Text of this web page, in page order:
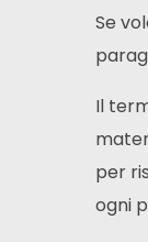
Se
Il
per
ogni